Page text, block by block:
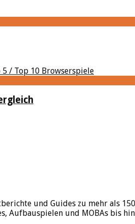
und Guides zu mehr als
Aufbauspielen und MOBAs bis